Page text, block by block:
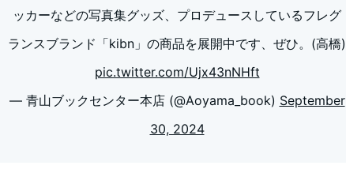
ッカーなどの写真集グッズ、プロデュースしているフレグ
ランスブランド「kibn」の商品を展開中です、ぜひ。(高橋)
pic.twitter.com/Ujx43nNHft
— 青山ブックセンター本店 (@Aoyama_book) September
30, 2024